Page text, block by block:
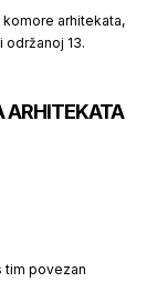
komore arhitekata,
održanoj 13.
ARHITEKATA
tim povezan